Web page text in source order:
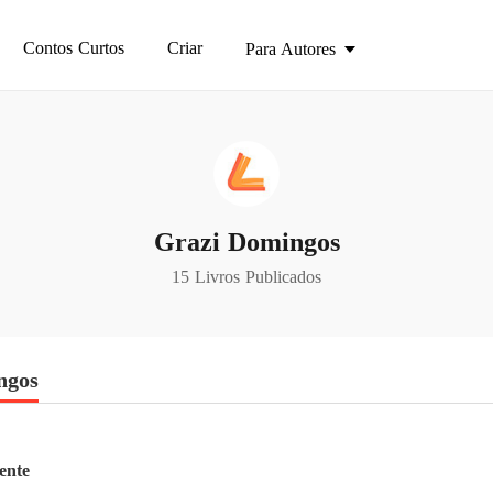
Contos Curtos Criar Para Autores
Grazi Domingos
15 Livros Publicados